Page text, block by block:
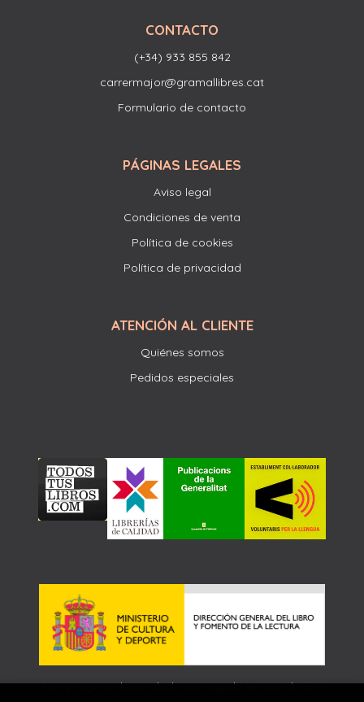
CONTACTO
(+34) 933 855 842
carrermajor@gramallibres.cat
Formulario de contacto
PÁGINAS LEGALES
Aviso legal
Condiciones de venta
Política de cookies
Política de privacidad
ATENCIÓN AL CLIENTE
Quiénes somos
Pedidos especiales
Este proyecto ha recibido una ayuda extraordinaria